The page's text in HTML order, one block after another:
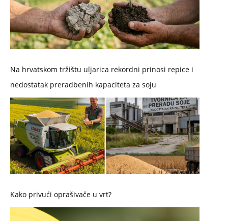
Na hrvatskom tržištu uljarica rekordni prinosi repice i
nedostatak preradbenih kapaciteta za soju
Kako privući oprašivače u vrt?